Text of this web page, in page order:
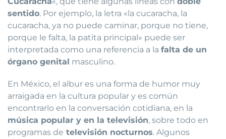
sentido. Por ejemplo, la letra «la cucaracha, la
cucaracha, ya no puede caminar, porque no tiene,
porque le falta, la patita principal» puede ser
interpretada como una referencia a la falta de un
órgano genital masculino.
En México, el albur es una forma de humor muy
arraigada en la cultura popular y es común
encontrarlo en la conversación cotidiana, en la
música popular y en la televisión, sobre todo en
programas de televisión nocturnos. Algunos